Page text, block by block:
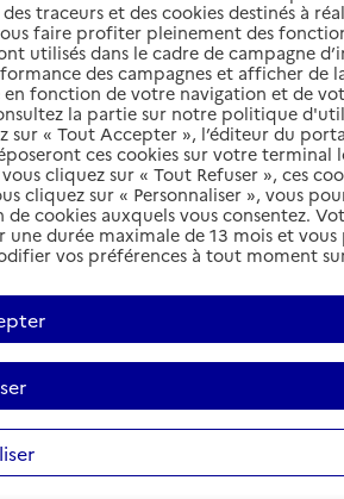
traceurs et des cookies destinés à
faire profiter pleinement des
utilisés dans le cadre de campagne
des campagnes et afficher de
en fonction de votre navigation et de
la partie sur notre politique
sur « Tout Accepter », l’éditeur du
ces cookies sur votre terminal
cliquez sur « Tout Refuser », ces
cliquez sur « Personnaliser », vous
de cookies auxquels vous consentez.
une durée maximale de 13 mois et
vos préférences à tout moment